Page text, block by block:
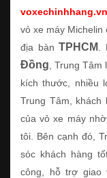
voxechinhhang.vn
vỏ xe máy
địa bànTPHCM
Đồng , Trung
kích thước, nhiều
Trung Tâm,
của vỏ xe máy
tôi. Bên cạnh đó,
sóc khách hàng
công, hỗ trợ giao